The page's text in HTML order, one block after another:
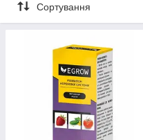
Сортування